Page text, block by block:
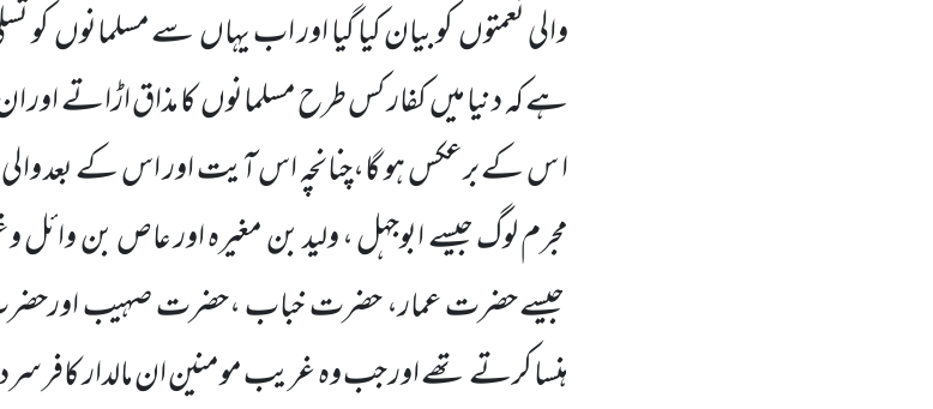
والی نعمتوںکو بیان کیا گیا اور اب یہاںسے مسلمانوںکو
ہے کہ دنیا میںکفار کس طرح مسلمانوںکا مذاق اڑاتے اور
ا س کے برعکس ہو گا،چنانچہ اس آیت اور اس کے بعد والی
مجرم لوگ جیسے ابوجہل ، ولید بن مغیرہ اور عاص بن وائل
جیسے حضرت عمار، حضرت خباب ،حضرت صہیب
ہنسا کرتے تھے اور جب وہ غریب مومنین ان مالدار کافر